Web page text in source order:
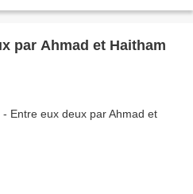
par Ahmad et Haitham